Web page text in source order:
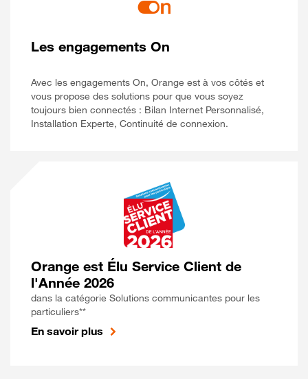
Les engagements On
Avec les engagements On, Orange est à vos côtés et
vous propose des solutions pour que vous soyez
toujours bien connectés : Bilan Internet Personnalisé,
Installation Experte, Continuité de connexion.
Orange est Élu Service Client de
l'Année 2026
dans la catégorie Solutions communicantes pour les
particuliers**
En savoir plus